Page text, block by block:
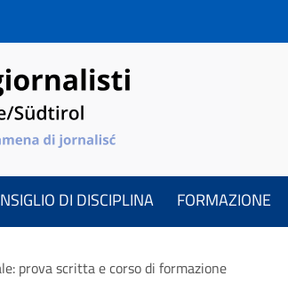
DI DISCIPLINA FORMAZIONE
prova scritta e corso di formazione